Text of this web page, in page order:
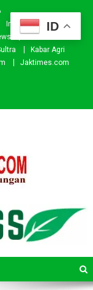
Investor
Donasi
Kabar.id
Kabar Agri
Jaktimes.com
ID